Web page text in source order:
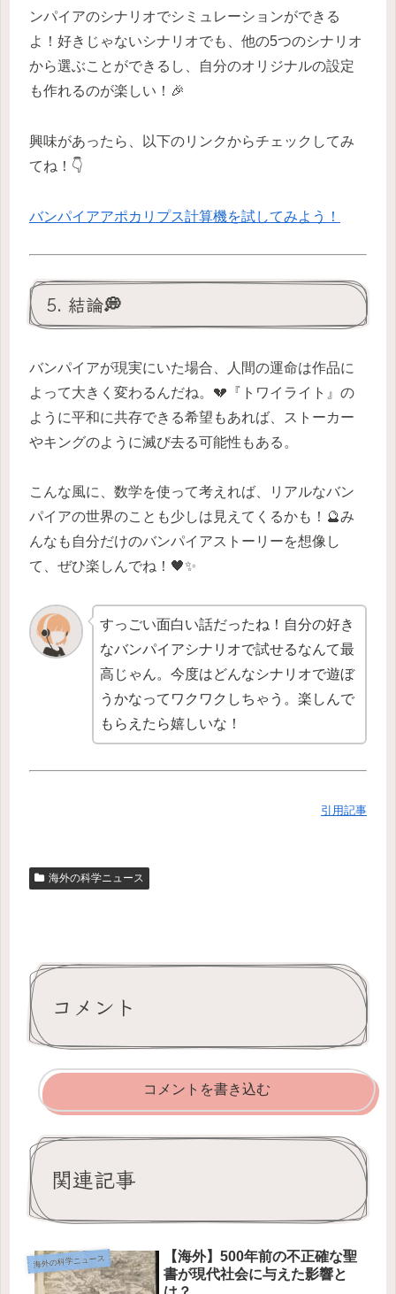
ンパイアのシナリオでシミュレーションができる
よ！好きじゃないシナリオでも、他の5つのシナリオ
から選ぶことができるし、自分のオリジナルの設定
も作れるのが楽しい！🎉
興味があったら、以下のリンクからチェックしてみ
てね！👇
バンパイアアポカリプス計算機を試してみよう！
5. 結論💭
バンパイアが現実にいた場合、人間の運命は作品に
よって大きく変わるんだね。💔『トワイライト』の
ように平和に共存できる希望もあれば、ストーカー
やキングのように滅び去る可能性もある。
こんな風に、数学を使って考えれば、リアルなバン
パイアの世界のことも少しは見えてくるかも！🔮み
んなも自分だけのバンパイアストーリーを想像し
て、ぜひ楽しんでね！🖤✨
すっごい面白い話だったね！自分の好き
なバンパイアシナリオで試せるなんて最
高じゃん。今度はどんなシナリオで遊ぼ
うかなってワクワクしちゃう。楽しんで
もらえたら嬉しいな！
引用記事
海外の科学ニュース
コメント
コメントを書き込む
関連記事
海外の科学ニュース
【海外】500年前の不正確な聖
書が現代社会に与えた影響と